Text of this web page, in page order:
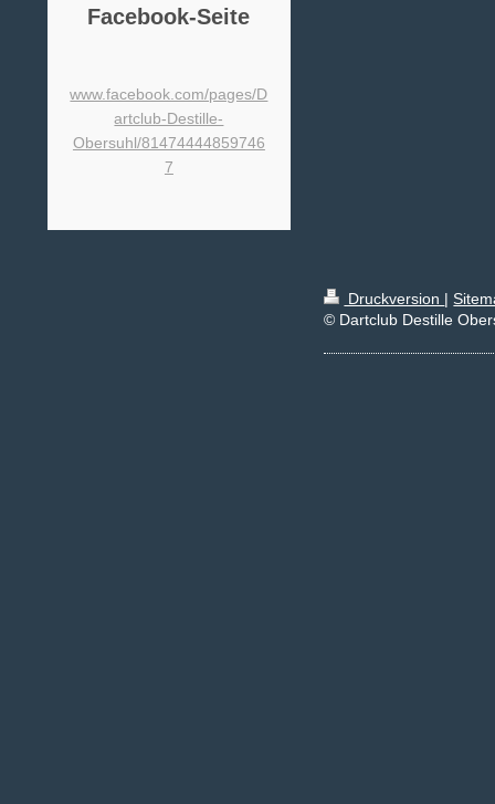
Facebook-Seite
www.facebook.com/pages/D
artclub-Destille-
Obersuhl/81474444859746
7
Druckversion |
© Dartclub Destille